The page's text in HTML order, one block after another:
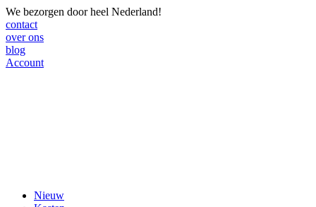
We bezorgen door heel Nederland!
contact
over ons
blog
Account
Nieuw